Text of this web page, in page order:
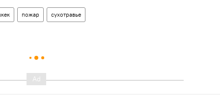
пожар сухотравье